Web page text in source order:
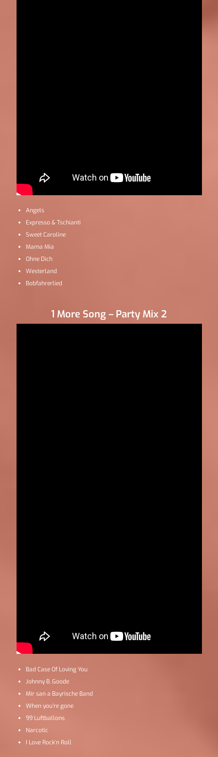
Angels
Expresso & Tschianti
Sweet Caroline
Mama Mia
Ohne Dich
Westerland
Bobfahrerlied
1 More Song – Party Mix 2
Bad Case Of Loving You
Johnny B. Goode
Mir san a Bayrische Band
When you’re gone
99 Luftballons
Narcotic
I Love Rock’n Roll